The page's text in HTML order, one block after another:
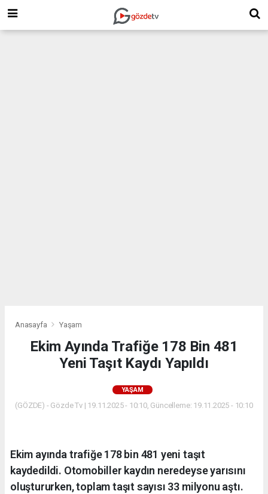
Anasayfa Yaşam
Ekim Ayında Trafiğe 178 Bin 481
Yeni Taşıt Kaydı Yapıldı
YAŞAM
(GÖZDE) - Gözde Tv | 19.11.2025 - 10:10, Güncelleme: 19.11.2025 - 10:10
Ekim ayında trafiğe 178 bin 481 yeni taşıt
kaydedildi. Otomobiller kaydın neredeyse yarısını
oluştururken, toplam taşıt sayısı 33 milyonu aştı.